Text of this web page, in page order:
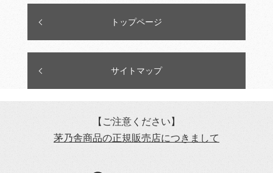
トップページ
サイトマップ
【ご注意ください】
茅乃舎商品の正規販売店につきまして